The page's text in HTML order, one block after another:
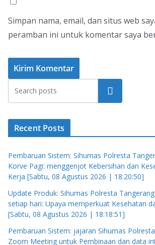
Simpan nama, email, dan situs web
peramban ini untuk komentar saya
Cari
Recent Posts
Pembaruan Sistem: Sihumas Polresta
Korve Pagi: menggenjot Kebersihan dan
Kerja [Sabtu, 08 Agustus 2026 | 18:20:50]
Update Produk: Sihumas Polresta
setiap hari: Upaya memperkuat Kesehatan
[Sabtu, 08 Agustus 2026 | 18:18:51]
Pembaruan Sistem: jajaran Sihumas
Zoom Meeting untuk Pembinaan dan data